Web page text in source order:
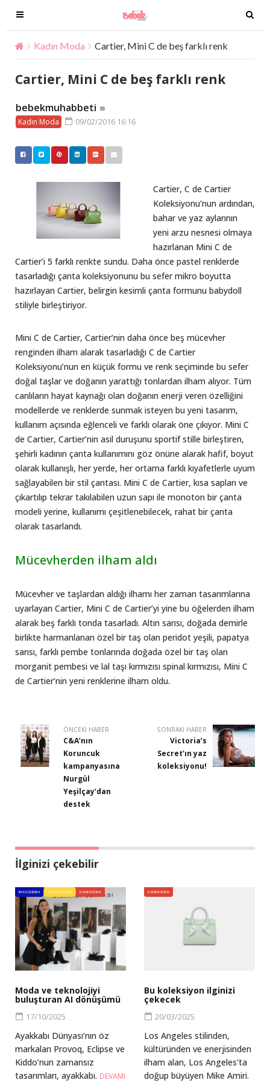
T
o
g
g
l
e
n
a
v
i
T
o
g
i
n
Kadın Moda Cartier, Mini C de beş farklı renk
Cartier, Mini C de beş farklı renk
bebekmuhabbeti
Kadın Moda 09/02/2016 16:16
Cartier, C de Cartier
Koleksiyonu’nun ardından,
bahar ve yaz aylarının
yeni arzu nesnesi olmaya
hazırlanan Mini C de
Cartier’i 5 farklı renkte sundu. Daha önce pastel renklerde
tasarladığı çanta koleksiyonunu bu sefer mikro boyutta
hazırlayan Cartier, belirgin kesimli çanta formunu babydoll
stiliyle birleştiriyor.
Mini C de Cartier, Cartier’nin daha önce beş mücevher
renginden ilham alarak tasarladığı C de Cartier
Koleksiyonu’nun en küçük formu ve renk seçiminde bu sefer
doğal taşlar ve doğanın yarattığı tonlardan ilham alıyor. Tüm
canlıların hayat kaynağı olan doğanın enerji veren özelliğini
modellerde ve renklerde sunmak isteyen bu yeni tasarım,
kullanım açısında eğlenceli ve farklı olarak öne çıkıyor. Mini C
de Cartier, Cartier’nin asil duruşunu sportif stille birleştiren,
şehirli kadının çanta kullanımını göz önüne alarak hafif, boyut
olarak kullanışlı, her yerde, her ortama farklı kıyafetlerle uyum
sağlayabilen bir stil çantası. Mini C de Cartier, kısa sapları ve
çıkartılıp tekrar takılabilen uzun sapı ile monoton bir çanta
modeli yerine, kullanımı çeşitlenebilecek, rahat bir çanta
olarak tasarlandı.
Mücevherden ilham aldı
Mücevher ve taşlardan aldığı ilhamı her zaman tasarımlarına
uyarlayan Cartier, Mini C de Cartier’yi yine bu öğelerden ilham
alarak beş farklı tonda tasarladı. Altın sarısı, doğada demirle
birlikte harmanlanan özel bir taş olan peridot yeşili, papatya
sarısı, farklı pembe tonlarında doğada özel bir taş olan
morganit pembesi ve lal taşı kırmızısı spinal kırmızısı, Mini C
de Cartier’nin yeni renklerine ilham oldu.
ÖNCEKI HABER
C&A’nın
Koruncuk
kampanyasına
Nurgül
Yeşilçay’dan
destek
SONRAKI HABER
Victoria’s
Secret’ın yaz
koleksiyonu!
İlginizi çekebilir
BM GÜNDEM ÇOCUK MODA KADIN MODA
Moda ve teknolojiyi
buluşturan AI dönüşümü
17/10/2025
Ayakkabı Dünyası’nın öz
markaları Provoq, Eclipse ve
Kiddo’nun zamansız
tasarımları, ayakkabı. DEVAMI
KADIN MODA
Bu koleksiyon ilginizi
çekecek
20/03/2025
Los Angeles stilinden,
kültüründen ve enerjisinden
ilham alan, Los Angeles'ta
doğup büyüyen Mike Amiri.